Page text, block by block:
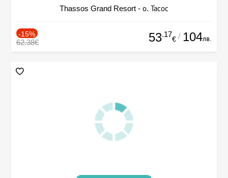
Thassos Grand Resort - о. Тасос
-15%
62.38€ 53.17
€ / 104лв.